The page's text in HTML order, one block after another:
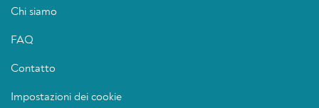
Chi siamo
FAQ
Contatto
Impostazioni dei cookie